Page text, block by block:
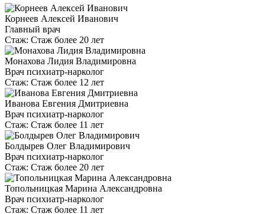
Корнеев Алексей Иванович
Главный врач
Стаж: Стаж более 20 лет
Монахова Лидия Владимировна
Врач психиатр-нарколог
Стаж: Стаж более 12 лет
Иванова Евгения Дмитриевна
Врач психиатр-нарколог
Стаж: Стаж более 11 лет
Болдырев Олег Владимирович
Врач психиатр-нарколог
Стаж: Стаж более 20 лет
Топольницкая Марина Александровна
Врач психиатр-нарколог
Стаж: Стаж более 11 лет